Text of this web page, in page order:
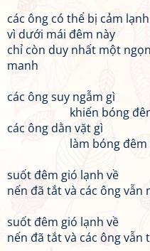
các ông có thể bị cảm lạnh
vì dưới mái đêm này
chỉ còn duy nhất một
manh
các ông suy ngẫm gì
khiến bóng đêm
các ông dằn vặt gì
làm bóng đêm
suốt đêm gió lạnh về
nến đã tắt và các ông vẫn
suốt đêm gió lạnh về
nến đã tắt và các ông